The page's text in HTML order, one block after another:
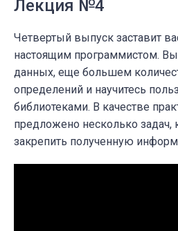
Лекция №4
Четвертый выпуск заставит
настоящим программистом. Вы
данных, еще большем
определений и научитесь
библиотеками. В качестве
предложено несколько задач,
закрепить полученную